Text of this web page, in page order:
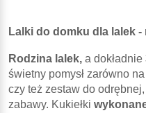
Lalki do domku dla lalek -
Rodzina lalek, a dokładnie
świetny pomysł zarówno
czy też zestaw do
zabawy. Kukiełki